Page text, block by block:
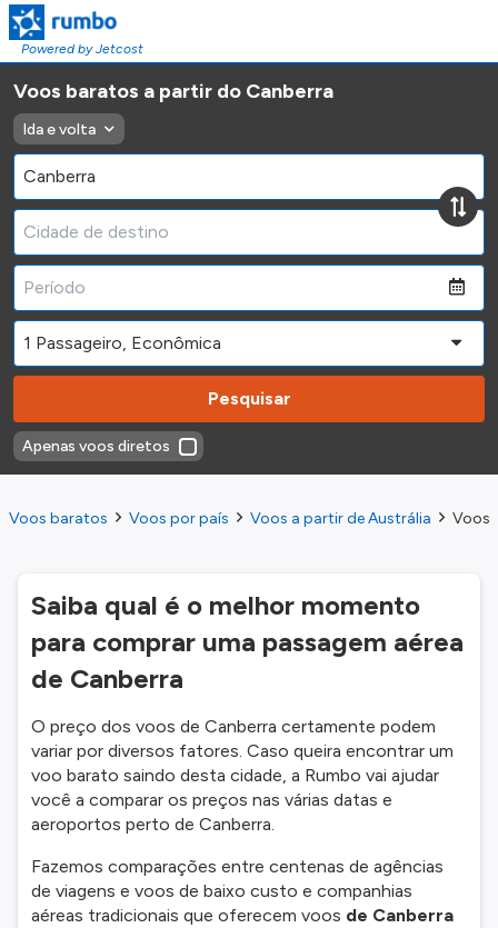
Powered by Jetcost
Voos baratos a partir do Canberra
Ida e volta
Pesquisar
Apenas voos diretos
Voos baratos Voos por país Voos a partir de Austrália Voos
Saiba qual é o melhor momento
para comprar uma passagem aérea
de Canberra
O preço dos voos de Canberra certamente podem
variar por diversos fatores. Caso queira encontrar um
voo barato saindo desta cidade, a Rumbo vai ajudar
você a comparar os preços nas várias datas e
aeroportos perto de Canberra.
Fazemos comparações entre centenas de agências
de viagens e voos de baixo custo e companhias
aéreas tradicionais que oferecem voos de Canberra